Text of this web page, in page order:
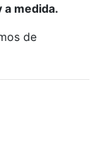
a medida.
de